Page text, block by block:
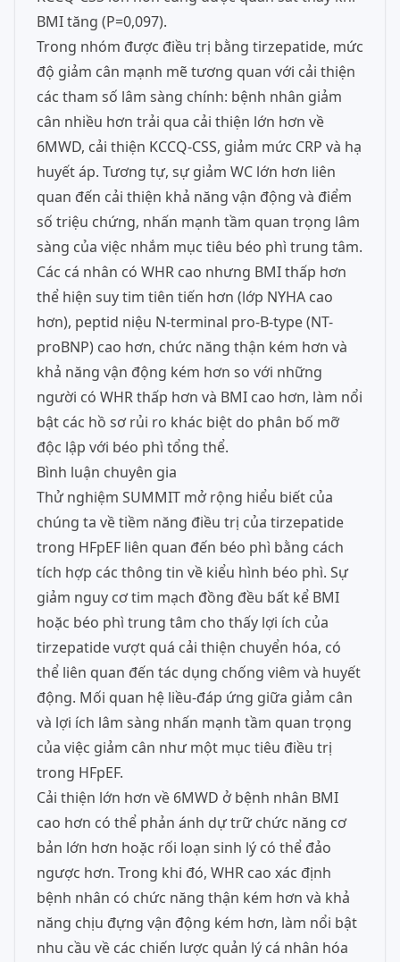
BMI tăng (P=0,097).
Trong nhóm được điều trị bằng tirzepatide, mức
độ giảm cân mạnh mẽ tương quan với cải thiện
các tham số lâm sàng chính: bệnh nhân giảm
cân nhiều hơn trải qua cải thiện lớn hơn về
6MWD, cải thiện KCCQ-CSS, giảm mức CRP và hạ
huyết áp. Tương tự, sự giảm WC lớn hơn liên
quan đến cải thiện khả năng vận động và điểm
số triệu chứng, nhấn mạnh tầm quan trọng lâm
sàng của việc nhắm mục tiêu béo phì trung tâm.
Các cá nhân có WHR cao nhưng BMI thấp hơn
thể hiện suy tim tiên tiến hơn (lớp NYHA cao
hơn), peptid niệu N-terminal pro-B-type (NT-
proBNP) cao hơn, chức năng thận kém hơn và
khả năng vận động kém hơn so với những
người có WHR thấp hơn và BMI cao hơn, làm nổi
bật các hồ sơ rủi ro khác biệt do phân bố mỡ
độc lập với béo phì tổng thể.
Bình luận chuyên gia
Thử nghiệm SUMMIT mở rộng hiểu biết của
chúng ta về tiềm năng điều trị của tirzepatide
trong HFpEF liên quan đến béo phì bằng cách
tích hợp các thông tin về kiểu hình béo phì. Sự
giảm nguy cơ tim mạch đồng đều bất kể BMI
hoặc béo phì trung tâm cho thấy lợi ích của
tirzepatide vượt quá cải thiện chuyển hóa, có
thể liên quan đến tác dụng chống viêm và huyết
động. Mối quan hệ liều-đáp ứng giữa giảm cân
và lợi ích lâm sàng nhấn mạnh tầm quan trọng
của việc giảm cân như một mục tiêu điều trị
trong HFpEF.
Cải thiện lớn hơn về 6MWD ở bệnh nhân BMI
cao hơn có thể phản ánh dự trữ chức năng cơ
bản lớn hơn hoặc rối loạn sinh lý có thể đảo
ngược hơn. Trong khi đó, WHR cao xác định
bệnh nhân có chức năng thận kém hơn và khả
năng chịu đựng vận động kém hơn, làm nổi bật
nhu cầu về các chiến lược quản lý cá nhân hóa